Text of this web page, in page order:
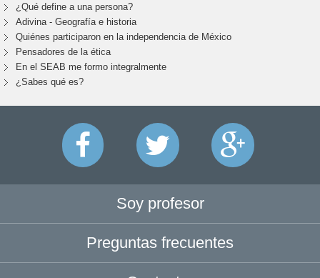
¿Qué define a una persona?
Adivina - Geografía e historia
Quiénes participaron en la independencia de México
Pensadores de la ética
En el SEAB me formo integralmente
¿Sabes qué es?
Soy profesor
Preguntas frecuentes